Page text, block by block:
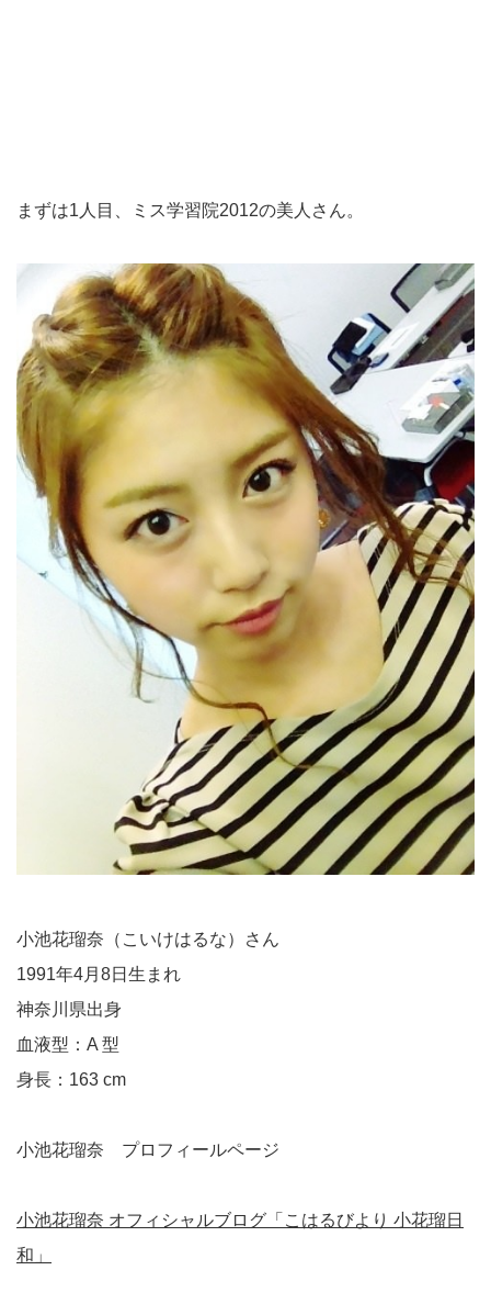
まずは1人目、ミス学習院2012の美人さん。
小池花瑠奈（こいけはるな）さん
1991年4月8日生まれ
神奈川県出身
血液型：A 型
身長：163 cm
小池花瑠奈 プロフィールページ
小池花瑠奈 オフィシャルブログ「こはるびより 小花瑠日
和」